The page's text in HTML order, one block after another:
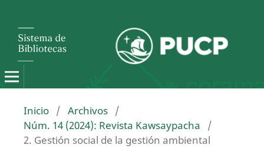
Inicio / Archivos /
Núm. 14 (2024): Revista Kawsaypacha
/
2. Gestión social de la gestión ambiental